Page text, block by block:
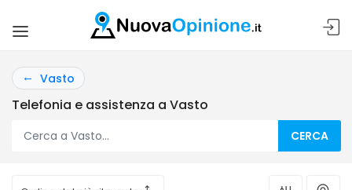
Vasto
Telefonia e assistenza a Vasto
CERCA